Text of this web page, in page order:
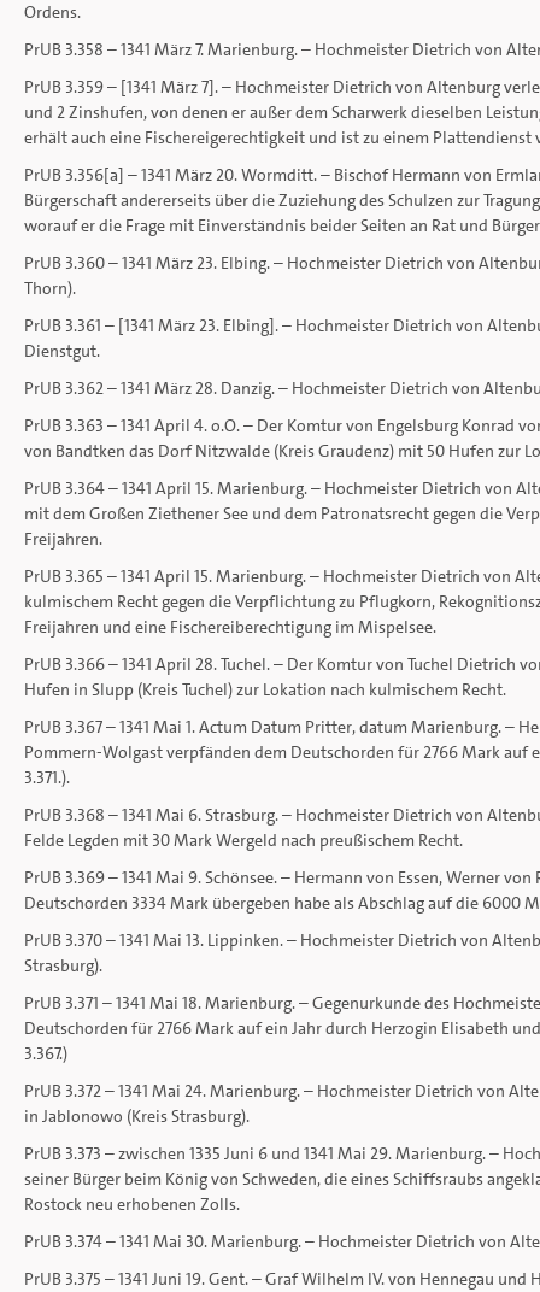
Ordens.
PrUB 3.358 – 1341 März 7. Marienburg. – Hochmeister Dietrich von
PrUB 3.359 – [1341 März 7]. – Hochmeister Dietrich von Altenburg
und 2 Zinshufen, von denen er außer dem Scharwerk dieselben
erhält auch eine Fischereigerechtigkeit und ist zu einem
PrUB 3.356[a] – 1341 März 20. Wormditt. – Bischof Hermann von
Bürgerschaft andererseits über die Zuziehung des Schulzen zur
worauf er die Frage mit Einverständnis beider Seiten an Rat und
PrUB 3.360 – 1341 März 23. Elbing. – Hochmeister Dietrich von
Thorn).
PrUB 3.361 – [1341 März 23. Elbing]. – Hochmeister Dietrich von
Dienstgut.
PrUB 3.362 – 1341 März 28. Danzig. – Hochmeister Dietrich von
PrUB 3.363 – 1341 April 4. o.O. – Der Komtur von Engelsburg
von Bandtken das Dorf Nitzwalde (Kreis Graudenz) mit 50 Hufen zur
PrUB 3.364 – 1341 April 15. Marienburg. – Hochmeister Dietrich von
mit dem Großen Ziethener See und dem Patronatsrecht gegen die
Freijahren.
PrUB 3.365 – 1341 April 15. Marienburg. – Hochmeister Dietrich von
kulmischem Recht gegen die Verpflichtung zu Pflugkorn,
Freijahren und eine Fischereiberechtigung im Mispelsee.
PrUB 3.366 – 1341 April 28. Tuchel. – Der Komtur von Tuchel
Hufen in Slupp (Kreis Tuchel) zur Lokation nach kulmischem Recht.
PrUB 3.367 – 1341 Mai 1. Actum Datum Pritter, datum Marienburg. –
Pommern-Wolgast verpfänden dem Deutschorden für 2766 Mark auf
3.371.).
PrUB 3.368 – 1341 Mai 6. Strasburg. – Hochmeister Dietrich von
Felde Legden mit 30 Mark Wergeld nach preußischem Recht.
PrUB 3.369 – 1341 Mai 9. Schönsee. – Hermann von Essen, Werner
Deutschorden 3334 Mark übergeben habe als Abschlag auf die 6000
PrUB 3.370 – 1341 Mai 13. Lippinken. – Hochmeister Dietrich von
Strasburg).
PrUB 3.371 – 1341 Mai 18. Marienburg. – Gegenurkunde des
Deutschorden für 2766 Mark auf ein Jahr durch Herzogin Elisabeth
3.367.)
PrUB 3.372 – 1341 Mai 24. Marienburg. – Hochmeister Dietrich von
in Jablonowo (Kreis Strasburg).
PrUB 3.373 – zwischen 1335 Juni 6 und 1341 Mai 29. Marienburg. –
seiner Bürger beim König von Schweden, die eines Schiffsraubs
Rostock neu erhobenen Zolls.
PrUB 3.374 – 1341 Mai 30. Marienburg. – Hochmeister Dietrich von
PrUB 3.375 – 1341 Juni 19. Gent. – Graf Wilhelm IV. von Hennegau